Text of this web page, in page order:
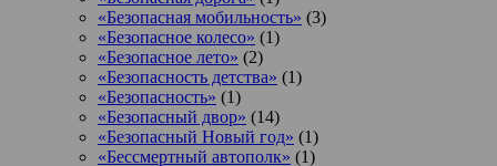
«Безопасная мобильность» (3)
«Безопасное колесо» (1)
«Безопасное лето» (2)
«Безопасность детства» (1)
«Безопасность» (1)
«Безопасный двор» (14)
«Безопасный Новый год» (1)
«Бессмертный автополк» (1)